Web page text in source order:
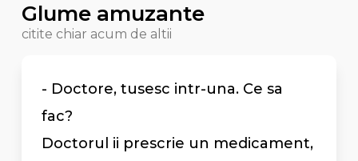
Glume amuzante
citite chiar acum de altii
- Doctore, tusesc intr-una. Ce sa
fac?
Doctorul ii prescrie un medicament,